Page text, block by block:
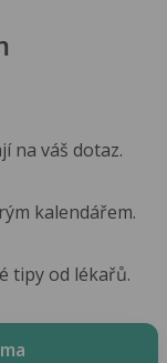
na váš dotaz.
kalendářem.
tipy od lékařů.